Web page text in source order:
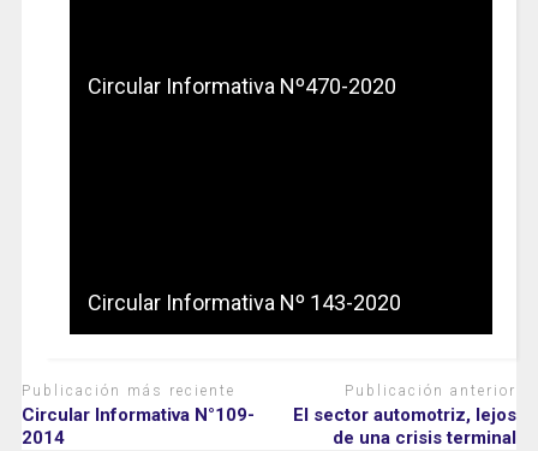
Circular Informativa Nº470-2020
Circular Informativa Nº 143-2020
Publicación más reciente
Circular Informativa N°109-
2014
Publicación anterior
El sector automotriz, lejos
de una crisis terminal